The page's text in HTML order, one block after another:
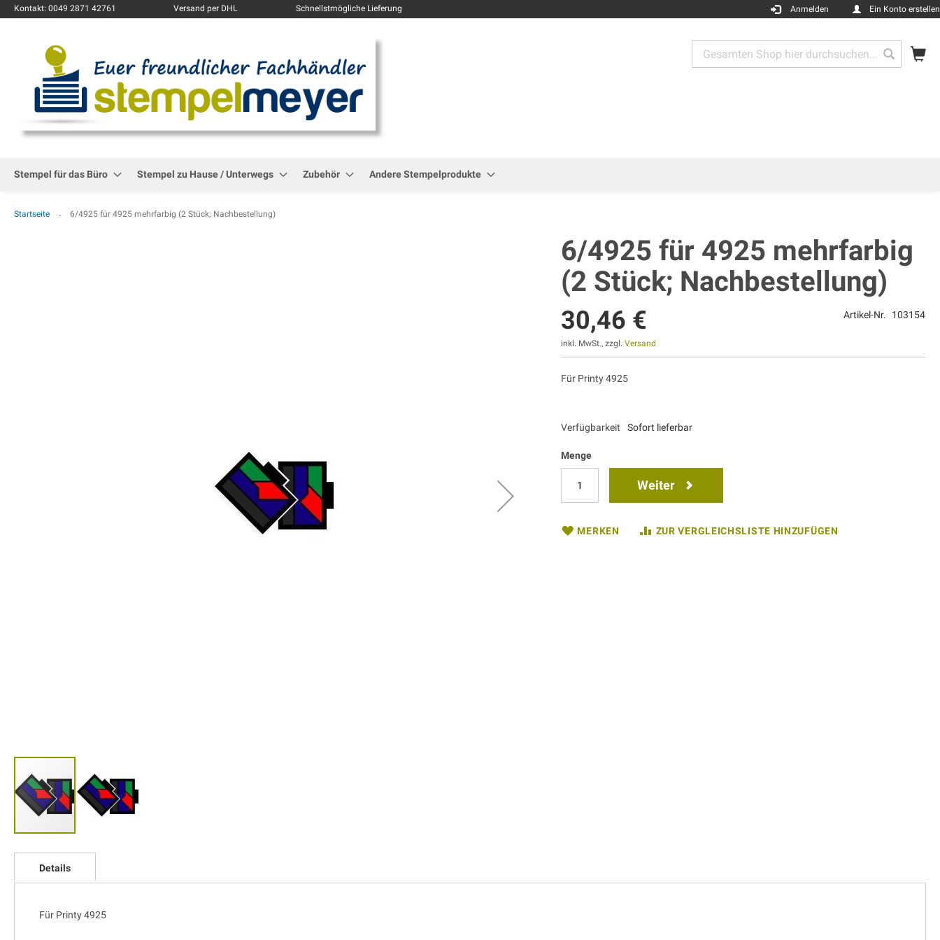
Kontakt: 0049 2871 42761 Versand per DHL Schnellstmögliche Lieferung Anmelden Ein Konto erstellen
Search
Stempel für das Büro Stempel zu Hause / Unterwegs Zubehör Andere Stempelprodukte
Startseite 6/4925 für 4925 mehrfarbig (2 Stück; Nachbestellung)
Anfang
Bildgalerie
6/4925 für 4925 mehrfarbig
(2 Stück; Nachbestellung)
30,46 €
inkl. MwSt., zzgl.Versand
Artikel-Nr. 103154
Für Printy 4925
Verfügbarkeit Sofort lieferbar
Menge
Weiter
MERKEN ZUR VERGLEICHSLISTE HINZUFÜGEN
Details
Für Printy 4925